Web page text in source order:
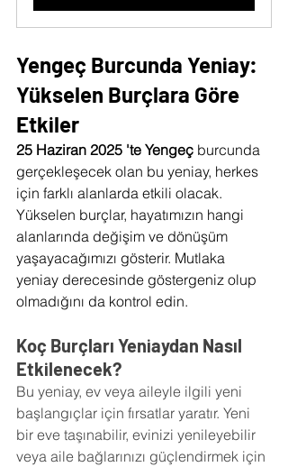
Yengeç Burcunda Yeniay:
Yükselen Burçlara Göre
Etkiler
25 Haziran 2025 'te Yengeç burcunda
gerçekleşecek olan bu yeniay, herkes
için farklı alanlarda etkili olacak.
Yükselen burçlar, hayatımızın hangi
alanlarında değişim ve dönüşüm
yaşayacağımızı gösterir. Mutlaka
yeniay derecesinde göstergeniz olup
olmadığını da kontrol edin.
Koç Burçları Yeniaydan Nasıl
Etkilenecek?
Bu yeniay, ev veya aileyle ilgili yeni
başlangıçlar için fırsatlar yaratır. Yeni
bir eve taşınabilir, evinizi yenileyebilir
veya aile bağlarınızı güçlendirmek için